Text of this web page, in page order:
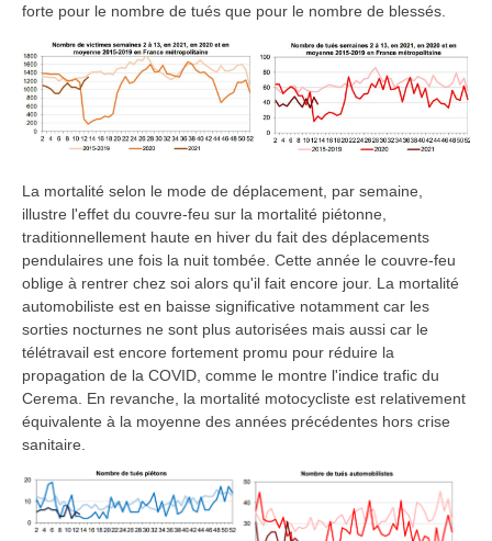
forte pour le nombre de tués que pour le nombre de blessés.
La mortalité selon le mode de déplacement, par semaine,
illustre l'effet du couvre-feu sur la mortalité piétonne,
traditionnellement haute en hiver du fait des déplacements
pendulaires une fois la nuit tombée. Cette année le couvre-feu
oblige à rentrer chez soi alors qu'il fait encore jour. La mortalité
automobiliste est en baisse significative notamment car les
sorties nocturnes ne sont plus autorisées mais aussi car le
télétravail est encore fortement promu pour réduire la
propagation de la COVID, comme le montre l'indice trafic du
Cerema. En revanche, la mortalité motocycliste est relativement
équivalente à la moyenne des années précédentes hors crise
sanitaire.